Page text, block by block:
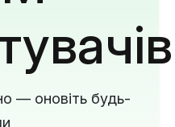
— оновіть будь-